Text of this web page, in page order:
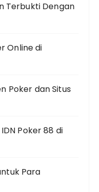
Terbukti Dengan
Online di
Poker dan Situs
Poker 88 di
Para